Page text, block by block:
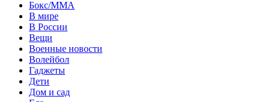
Бокс/MMA
В мире
В России
Вещи
Военные новости
Волейбол
Гаджеты
Дети
Дом и сад